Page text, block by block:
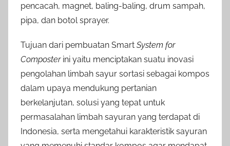
pencacah, magnet, baling-baling, drum sampah,
pipa, dan botol sprayer.
Tujuan dari pembuatan Smart System for
Composterini yaitu menciptakan suatu inovasi
pengolahan limbah sayur sortasi sebagai kompos
dalam upaya mendukung pertanian
berkelanjutan, solusi yang tepat untuk
permasalahan limbah sayuran yang terdapat di
Indonesia, serta mengetahui karakteristik sayuran